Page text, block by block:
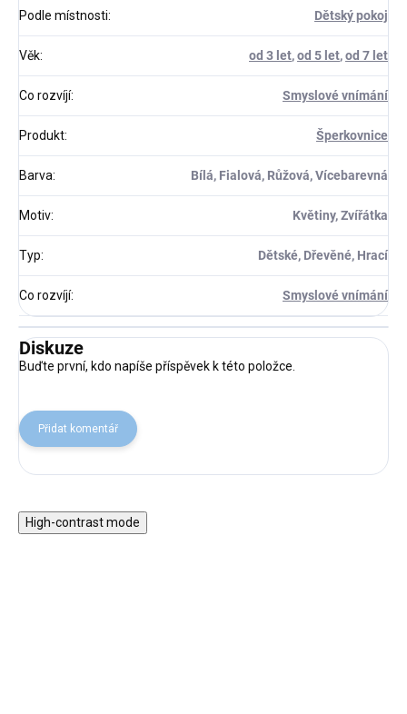
Podle místnosti: Dětský pokoj
Věk: od 3 let,od 5 let,od 7 let
Co rozvíjí: Smyslové vnímání
Produkt: Šperkovnice
Barva: Bílá, Fialová, Růžová, Vícebarevná
Motiv: Květiny, Zvířátka
Typ: Dětské, Dřevěné, Hrací
Co rozvíjí: Smyslové vnímání
Diskuze
Buďte první, kdo napíše příspěvek k této položce.
Přidat komentář
High-contrast mode